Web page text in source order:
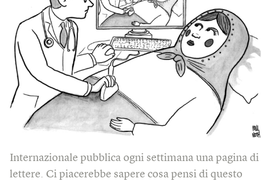
Internazionale pubblica ogni settimana una pagina di
lettere. Ci piacerebbe sapere cosa pensi di questo